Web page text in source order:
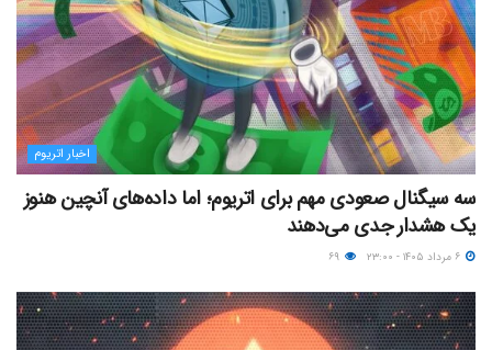
اخبار اتریوم
سه سیگنال صعودی مهم برای اتریوم؛ اما داده‌های آنچین هنوز
یک هشدار جدی می‌دهند